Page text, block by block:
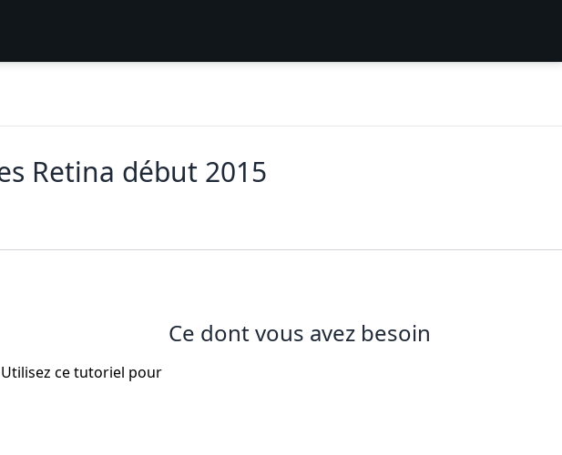
Retina début 2015
ce tutoriel pour
Ce dont vous avez besoin